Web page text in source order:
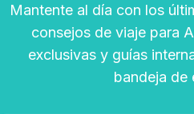
Mantente al día con los
consejos de viaje para
exclusivas y guías
bandeja de